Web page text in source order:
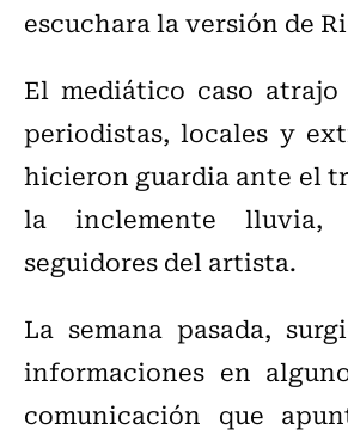
escuchara la versión de
El mediático caso atrajo
periodistas, locales y
hicieron guardia ante el
la inclemente
seguidores del artista.
La semana pasada,
informaciones en
comunicación que